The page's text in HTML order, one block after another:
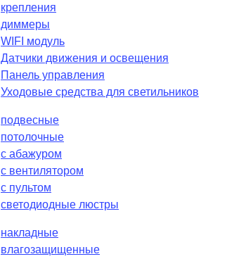
крепления
диммеры
WIFI модуль
Датчики движения и освещения
Панель управления
Уходовые средства для светильников
подвесные
потолочные
с абажуром
с вентилятором
с пультом
светодиодные люстры
накладные
влагозащищенные